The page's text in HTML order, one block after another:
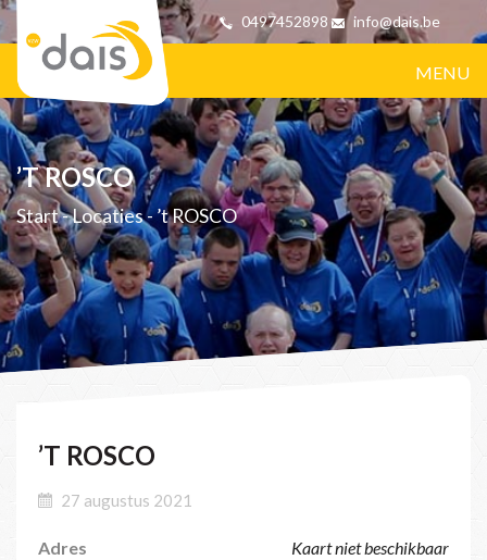
0497452898 info@dais.be
MENU
’T ROSCO
Start-Locaties-’t ROSCO
’T ROSCO
27 augustus 2021
Kaart niet beschikbaar
Adres